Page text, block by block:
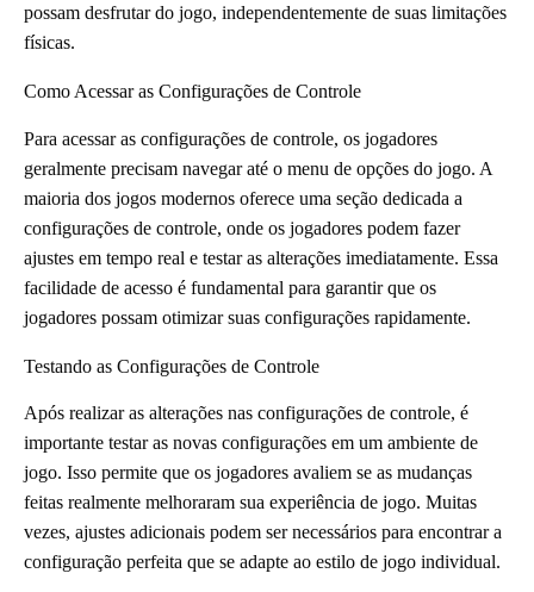
possam desfrutar do jogo, independentemente de suas limitações
físicas.
Como Acessar as Configurações de Controle
Para acessar as configurações de controle, os jogadores
geralmente precisam navegar até o menu de opções do jogo. A
maioria dos jogos modernos oferece uma seção dedicada a
configurações de controle, onde os jogadores podem fazer
ajustes em tempo real e testar as alterações imediatamente. Essa
facilidade de acesso é fundamental para garantir que os
jogadores possam otimizar suas configurações rapidamente.
Testando as Configurações de Controle
Após realizar as alterações nas configurações de controle, é
importante testar as novas configurações em um ambiente de
jogo. Isso permite que os jogadores avaliem se as mudanças
feitas realmente melhoraram sua experiência de jogo. Muitas
vezes, ajustes adicionais podem ser necessários para encontrar a
configuração perfeita que se adapte ao estilo de jogo individual.